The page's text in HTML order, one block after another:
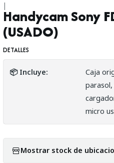
|
Handycam Sony
(USADO)
DETALLES
📦 Incluye:
Caja
micro
Mostrar stock de